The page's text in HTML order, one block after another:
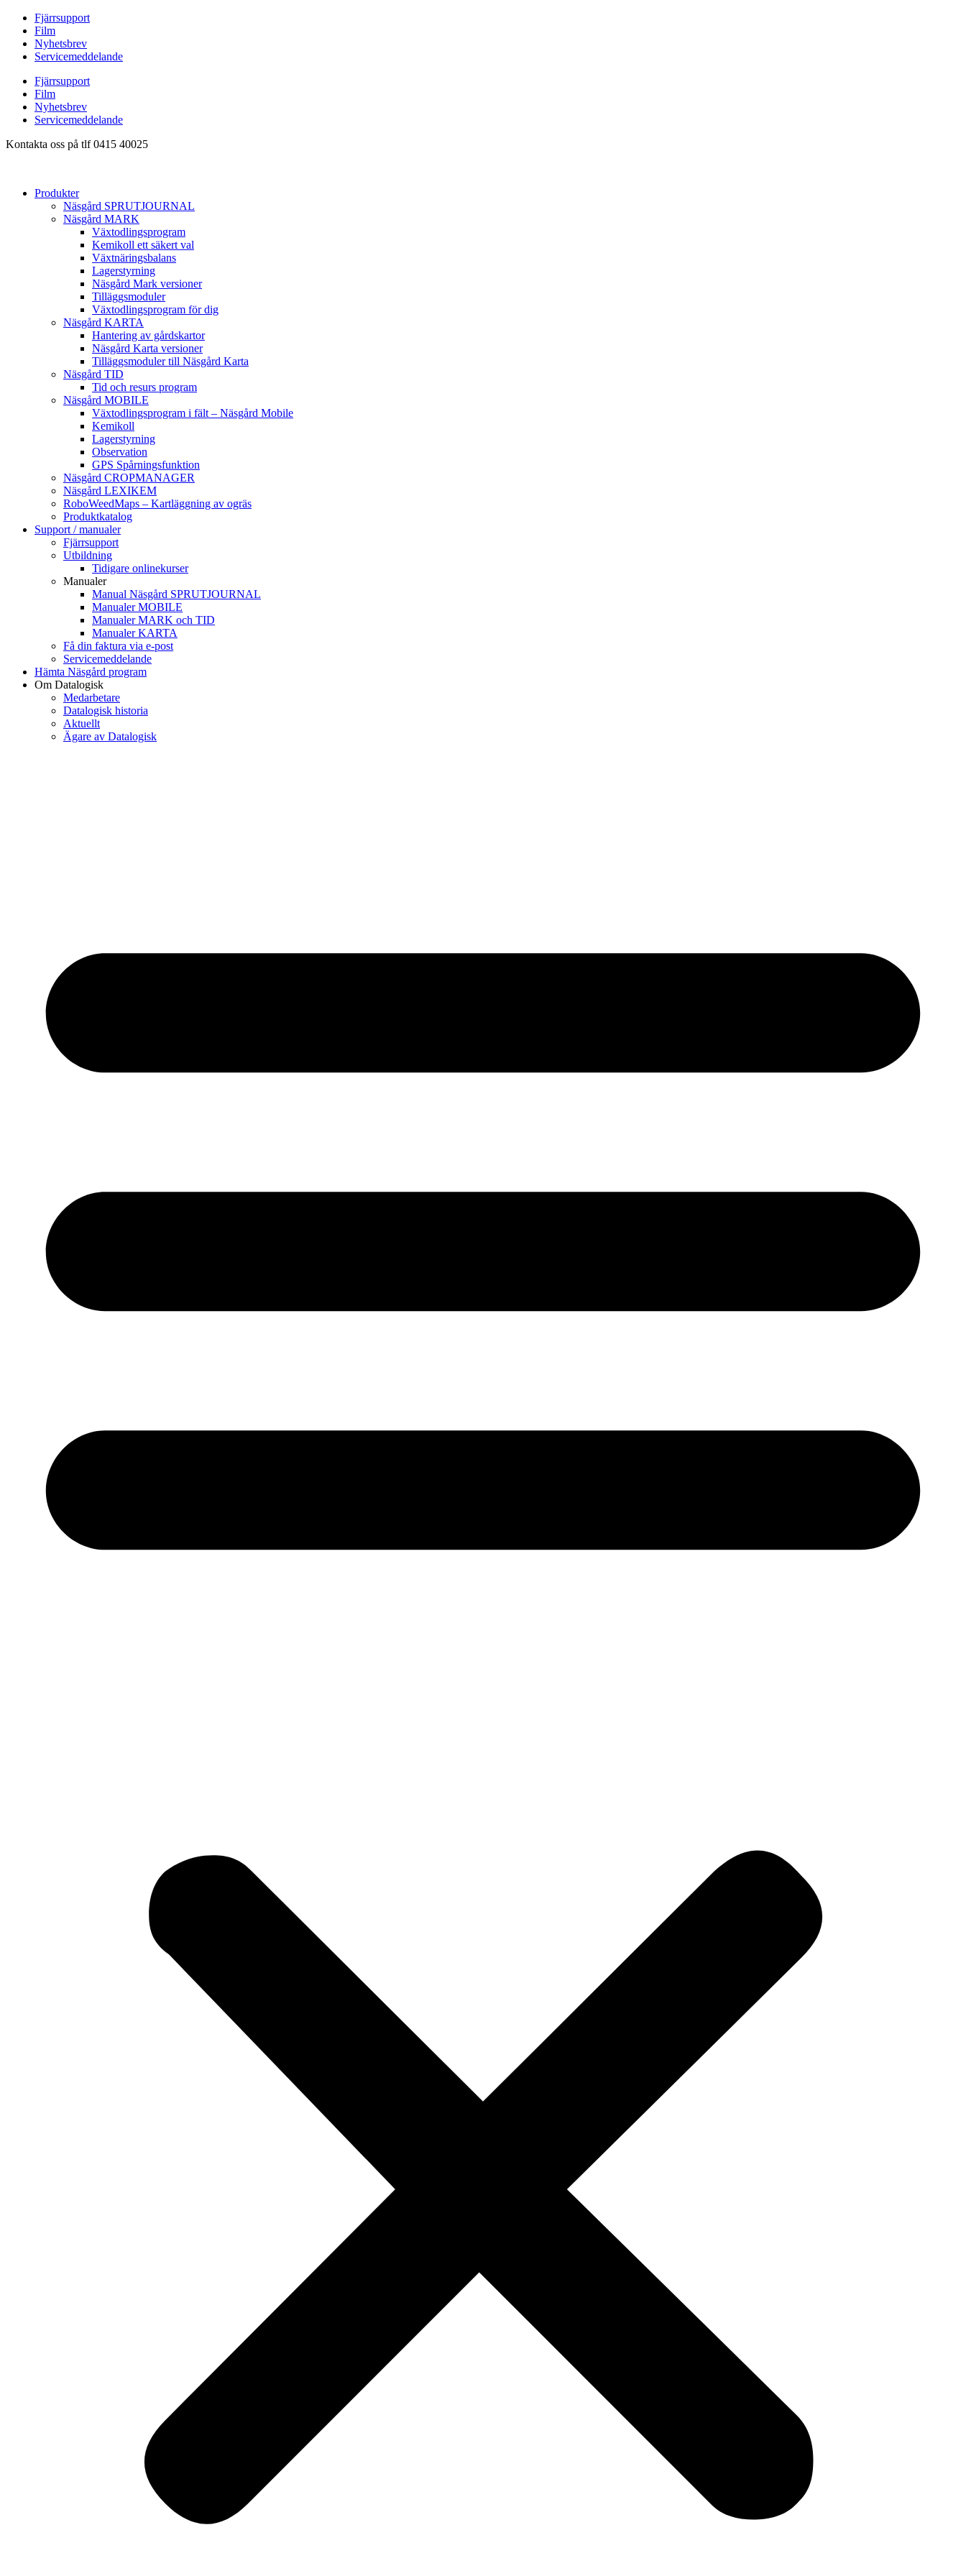
Hoppa
innehåll
Fjärrsupport
Film
Nyhetsbrev
Servicemeddelande
Fjärrsupport
Film
Nyhetsbrev
Servicemeddelande
Kontakta oss på tlf 0415 40025
Produkter
Näsgård SPRUTJOURNAL
Näsgård MARK
Växtodlingsprogram
Kemikoll ett säkert val
Växtnäringsbalans
Lagerstyrning
Näsgård Mark versioner
Tilläggsmoduler
Växtodlingsprogram för dig
Näsgård KARTA
Hantering av gårdskartor
Näsgård Karta versioner
Tilläggsmoduler till Näsgård Karta
Näsgård TID
Tid och resurs program
Näsgård MOBILE
Växtodlingsprogram i fält – Näsgård Mobile
Kemikoll
Lagerstyrning
Observation
GPS Spårningsfunktion
Näsgård CROPMANAGER
Näsgård LEXIKEM
RoboWeedMaps – Kartläggning av ogräs
Produktkatalog
Support / manualer
Fjärrsupport
Utbildning
Tidigare onlinekurser
Manualer
Manual Näsgård SPRUTJOURNAL
Manualer MOBILE
Manualer MARK och TID
Manualer KARTA
Få din faktura via e-post
Servicemeddelande
Hämta Näsgård program
Om Datalogisk
Medarbetare
Datalogisk historia
Aktuellt
Ägare av Datalogisk